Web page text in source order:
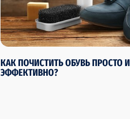
КАК ПОЧИСТИТЬ ОБУВЬ ПРОСТО И
ЭФФЕКТИВНО?